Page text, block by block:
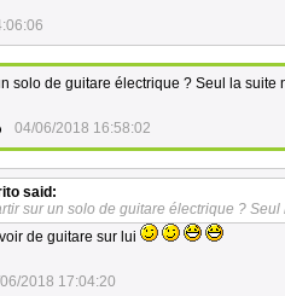
solo de guitare électrique ? Seul la suite
04/06/2018 16:58:02
said:
sur un solo de guitare électrique ?
de guitare sur lui
2018 17:04:20